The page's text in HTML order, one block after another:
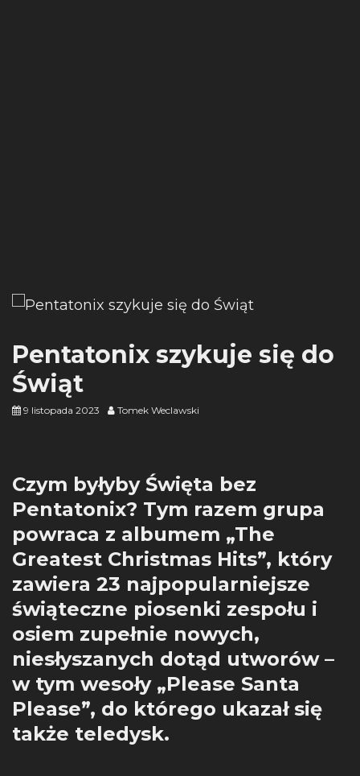
Pentatonix szykuje się do
Świąt
9 listopada 2023 Tomek Weclawski
Czym byłyby Święta bez
Pentatonix? Tym razem grupa
powraca z albumem „The
Greatest Christmas Hits”, który
zawiera 23 najpopularniejsze
świąteczne piosenki zespołu i
osiem zupełnie nowych,
niesłyszanych dotąd utworów –
w tym wesoły „Please Santa
Please”, do którego ukazał się
także teledysk.